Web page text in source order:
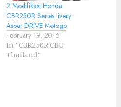
2 Modifikasi Honda
CBR250R Series livery
Aspar DRIVE Motogp
February 19, 2016
In "CBR250R CBU
Thailand"